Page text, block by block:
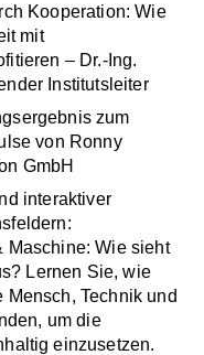
Kooperation: Wie
mit
– Dr.-Ing.
Institutsleiter
zum
von Ronny
GmbH
interaktiver
Maschine: Wie sieht
Lernen Sie, wie
Mensch, Technik und
um die
einzusetzen.